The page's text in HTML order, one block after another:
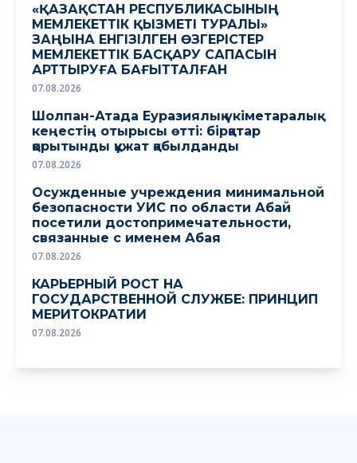
«ҚАЗАҚСТАН РЕСПУБЛИКАСЫНЫҢ
МЕМЛЕКЕТТІК ҚЫЗМЕТІ ТУРАЛЫ»
ЗАҢЫНА ЕНГІЗІЛГЕН ӨЗГЕРІСТЕР
МЕМЛЕКЕТТІК БАСҚАРУ САПАСЫН
АРТТЫРУҒА БАҒЫТТАЛҒАН
07.08.2026
Шолпан-Атада Еуразиялық үкіметаралық
кеңестің отырысы өтті: бірқатар
қорытынды құжат қабылданды
07.08.2026
Осужденные учреждения минимальной
безопасности УИС по области Абай
посетили достопримечательности,
связанные с именем Абая
07.08.2026
КАРЬЕРНЫЙ РОСТ НА
ГОСУДАРСТВЕННОЙ СЛУЖБЕ: ПРИНЦИП
МЕРИТОКРАТИИ
07.08.2026